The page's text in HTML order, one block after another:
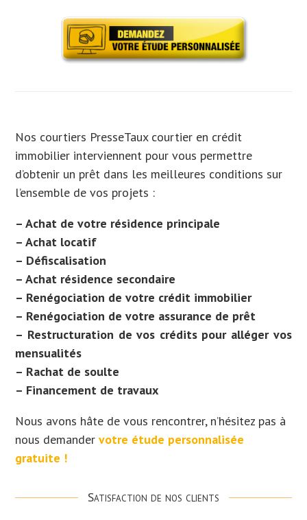
Nos courtiers PresseTaux courtier en crédit
immobilier interviennent pour vous permettre
d’obtenir un prêt dans les meilleures conditions sur
l’ensemble de vos projets :
– Achat de votre résidence principale
– Achat locatif
– Défiscalisation
– Achat résidence secondaire
– Renégociation de votre crédit immobilier
– Renégociation de votre assurance de prêt
– Restructuration de vos crédits pour alléger vos
mensualités
– Rachat de soulte
– Financement de travaux
Nous avons hâte de vous rencontrer, n’hésitez pas à
nous demandervotre étude personnalisée
gratuite !
Satisfaction de nos clients